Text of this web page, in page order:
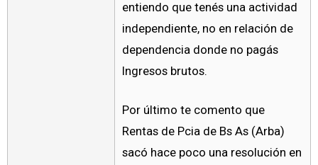
entiendo que tenés una actividad
independiente, no en relación de
dependencia donde no pagás
Ingresos brutos.
Por último te comento que
Rentas de Pcia de Bs As (Arba)
sacó hace poco una resolución en